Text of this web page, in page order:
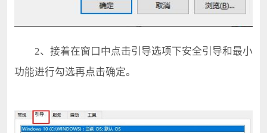
2、接着在窗口中点击引导选项下安全引导和最小
功能进行勾选再点击确定。